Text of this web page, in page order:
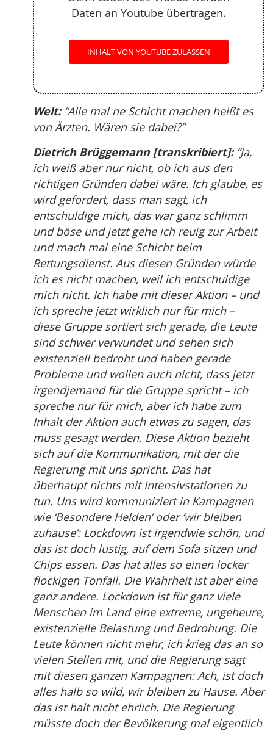
Daten an Youtube übertragen.
INHALT VON YOUTUBE ZULASSEN
Welt:“Alle mal ne Schicht machen heißt es
von Ärzten. Wären sie dabei?”
Dietrich Brüggemann [transkribiert]:“Ja,
ich weiß aber nur nicht, ob ich aus den
richtigen Gründen dabei wäre. Ich glaube, es
wird gefordert, dass man sagt, ich
entschuldige mich, das war ganz schlimm
und böse und jetzt gehe ich reuig zur Arbeit
und mach mal eine Schicht beim
Rettungsdienst. Aus diesen Gründen würde
ich es nicht machen, weil ich entschuldige
mich nicht. Ich habe mit dieser Aktion – und
ich spreche jetzt wirklich nur für mich –
diese Gruppe sortiert sich gerade, die Leute
sind schwer verwundet und sehen sich
existenziell bedroht und haben gerade
Probleme und wollen auch nicht, dass jetzt
irgendjemand für die Gruppe spricht – ich
spreche nur für mich, aber ich habe zum
Inhalt der Aktion auch etwas zu sagen, das
muss gesagt werden. Diese Aktion bezieht
sich auf die Kommunikation, mit der die
Regierung mit uns spricht. Das hat
überhaupt nichts mit Intensivstationen zu
tun. Uns wird kommuniziert in Kampagnen
wie ‘Besondere Helden’ oder ‘wir bleiben
zuhause’: Lockdown ist irgendwie schön, und
das ist doch lustig, auf dem Sofa sitzen und
Chips essen. Das hat alles so einen locker
flockigen Tonfall. Die Wahrheit ist aber eine
ganz andere. Lockdown ist für ganz viele
Menschen im Land eine extreme, ungeheure,
existenzielle Belastung und Bedrohung. Die
Leute können nicht mehr, ich krieg das an so
vielen Stellen mit, und die Regierung sagt
mit diesen ganzen Kampagnen: Ach, ist doch
alles halb so wild, wir bleiben zu Hause. Aber
das ist halt nicht ehrlich. Die Regierung
müsste doch der Bevölkerung mal eigentlich